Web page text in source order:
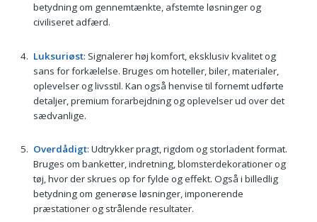
betydning om gennemtænkte, afstemte løsninger og
civiliseret adfærd.
Luksuriøst: Signalerer høj komfort, eksklusiv kvalitet og
sans for forkælelse. Bruges om hoteller, biler, materialer,
oplevelser og livsstil. Kan også henvise til fornemt udførte
detaljer, premium forarbejdning og oplevelser ud over det
sædvanlige.
Overdådigt: Udtrykker pragt, rigdom og storladent format.
Bruges om banketter, indretning, blomsterdekorationer og
tøj, hvor der skrues op for fylde og effekt. Også i billedlig
betydning om generøse løsninger, imponerende
præstationer og strålende resultater.